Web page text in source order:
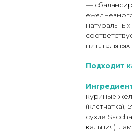
—
Подходит
куриные
сухие
кальция),